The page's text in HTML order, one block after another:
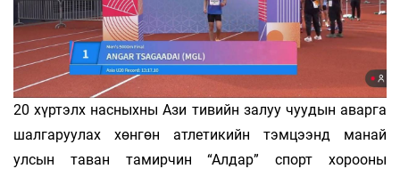
20 хүртэлх насныхны Ази тивийн залуу­ чуудын аварга
шалгаруулах хөнгөн атлетикийн тэмцээнд манай
улсын таван тамирчин “Алдар” спорт хорооны